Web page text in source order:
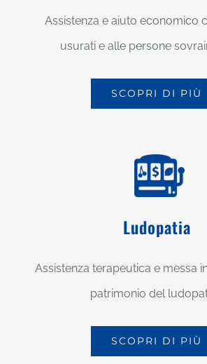
Assistenza e aiuto economico
usurati e alle persone
SCOPRI DI PIÙ
Ludopatia
Assistenza terapeutica e messa
patrimonio del
SCOPRI DI PIÙ